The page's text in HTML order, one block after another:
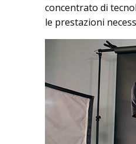
concentrato di
le prestazioni